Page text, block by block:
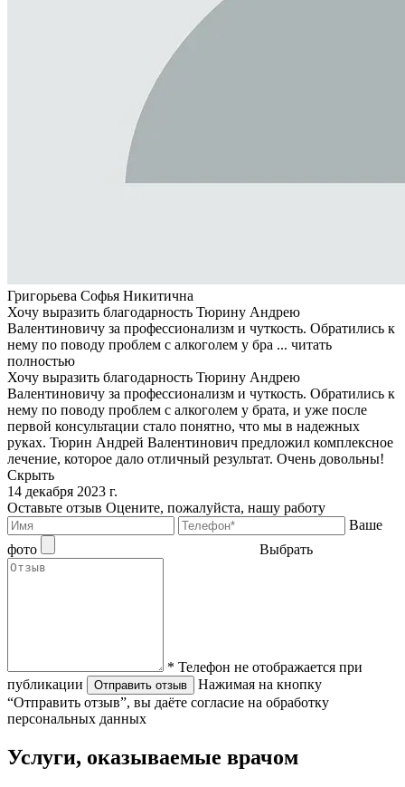
Григорьева Софья Никитична
Хочу выразить благодарность Тюрину Андрею
Валентиновичу за профессионализм и чуткость. Обратились к
нему по поводу проблем с алкоголем у бра ... читать
полностью
Хочу выразить благодарность Тюрину Андрею
Валентиновичу за профессионализм и чуткость. Обратились к
нему по поводу проблем с алкоголем у брата, и уже после
первой консультации стало понятно, что мы в надежных
руках. Тюрин Андрей Валентинович предложил комплексное
лечение, которое дало отличный результат. Очень довольны!
Скрыть
14 декабря 2023 г.
Оставьте отзыв Оцените, пожалуйста, нашу работу
Ваше
фото
Выбрать
* Телефон не отображается при
публикации
Отправить отзыв
Нажимая на кнопку
“Отправить отзыв”, вы даёте согласие на обработку
персональных данных
Услуги, оказываемые врачом